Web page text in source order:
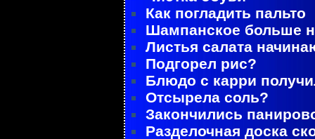
Как погладить пальто
Шампанское больше
Листья салата
Подгорел рис?
Блюдо с карри
Отсырела соль?
Закончились
Разделочная доска